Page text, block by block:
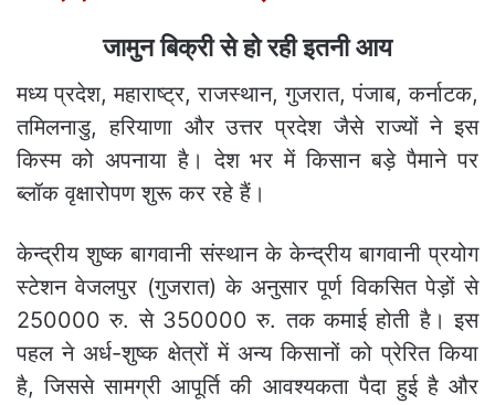
जामुन बिक्री से हो रही इतनी आय
मध्य प्रदेश, महाराष्ट्र, राजस्थान, गुजरात, पंजाब, कर्नाटक,
तमिलनाडु, हरियाणा और उत्तर प्रदेश जैसे राज्यों ने इस
किस्म को अपनाया है। देश भर में किसान बड़े पैमाने पर
ब्लॉक वृक्षारोपण शुरू कर रहे हैं।
केन्द्रीय शुष्क बागवानी संस्थान के केन्द्रीय बागवानी प्रयोग
स्टेशन वेजलपुर (गुजरात) के अनुसार पूर्ण विकसित पेड़ों से
250000 रु. से 350000 रु. तक कमाई होती है। इस
पहल ने अर्ध-शुष्क क्षेत्रों में अन्य किसानों को प्रेरित किया
है, जिससे सामग्री आपूर्ति की आवश्यकता पैदा हुई है और